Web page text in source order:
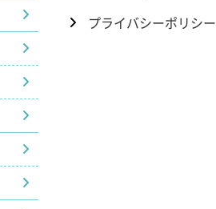
プライバシーポリシー